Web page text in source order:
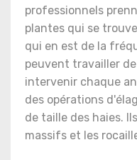
professionnels
plantes qui se
qui en est de la
peuvent travailler
intervenir chaque
des opérations
de taille des haies.
massifs et les